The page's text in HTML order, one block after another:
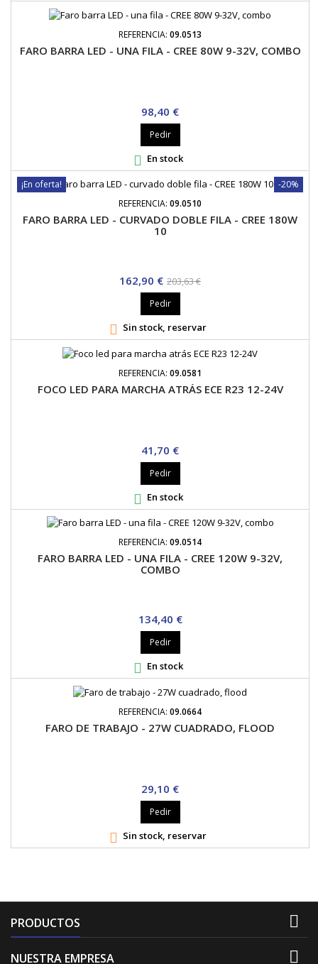
REFERENCIA: 09.0513
FARO BARRA LED - UNA FILA - CREE 80W 9-32V, COMBO
Precio
98,40 €
Pedir
 En stock
-20%
¡En oferta!
REFERENCIA: 09.0510
FARO BARRA LED - CURVADO DOBLE FILA - CREE 180W
10
Precio
162,90 € Precio
base
203,63 €
Pedir
 Sin stock, reservar
REFERENCIA: 09.0581
FOCO LED PARA MARCHA ATRÁS ECE R23 12-24V
Precio
41,70 €
Pedir
 En stock
REFERENCIA: 09.0514
FARO BARRA LED - UNA FILA - CREE 120W 9-32V,
COMBO
Precio
134,40 €
Pedir
 En stock
REFERENCIA: 09.0664
FARO DE TRABAJO - 27W CUADRADO, FLOOD
Precio
29,10 €
Pedir
 Sin stock, reservar
PRODUCTOS 
NUESTRA EMPRESA 